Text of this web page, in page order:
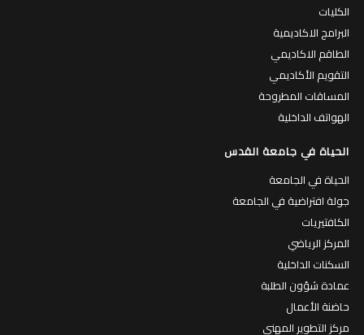
الكليات
البرامج الاكاديمية
الطاقم الاكاديمي
التقويم الأكاديمي
المساقات المطروحة
الهواتف الداخلية
الحياة في جامعة القدس
الحياة في الجامعة
جولة افتراضية في الجامعة
الكافتيريات
المركز الرياضي
السكنات الداخلية
عمادة شؤون الطلبة
حاضنة الأعمال
مركز التطوير المهني